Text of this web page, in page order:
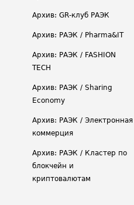
Архив: GR-клуб РАЭК
Архив: РАЭК / Pharma&IT
Архив: РАЭК / FASHION
TECH
Архив: РАЭК / Sharing
Economy
Архив: РАЭК / Электронная
коммерция
Архив: РАЭК / Кластер по
блокчейн и
криптовалютам